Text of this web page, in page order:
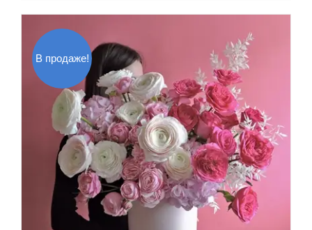
В продаже!